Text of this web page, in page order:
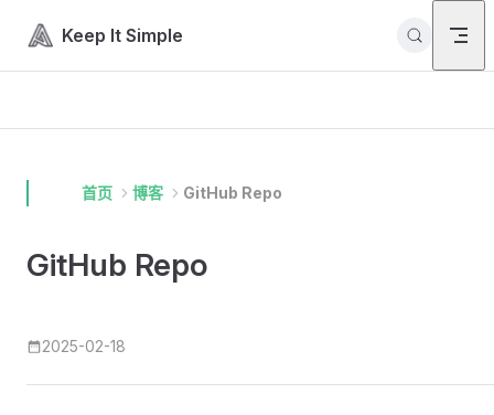
Skip to content
Keep It Simple
首页 博客 GitHub Repo
GitHub Repo
2025-02-18